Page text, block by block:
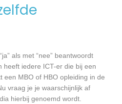
als met “nee” beantwoordt
heeft iedere ICT-er die bij een
een MBO of HBO opleiding in de
vraag je je waarschijnlijk af
hierbij genoemd wordt.